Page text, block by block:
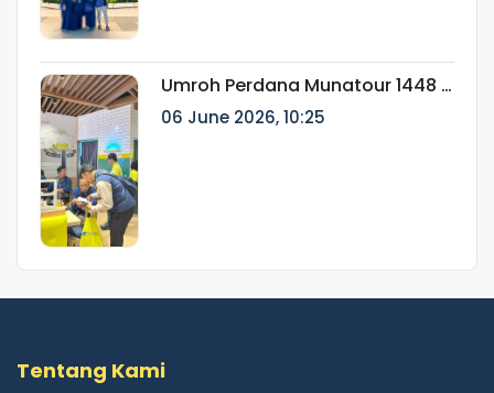
Umroh Perdana Munatour 1448 H
Resmi Berangkat, Dilepas oleh
Dirut Munatour
06 June 2026, 10:25
Tentang Kami